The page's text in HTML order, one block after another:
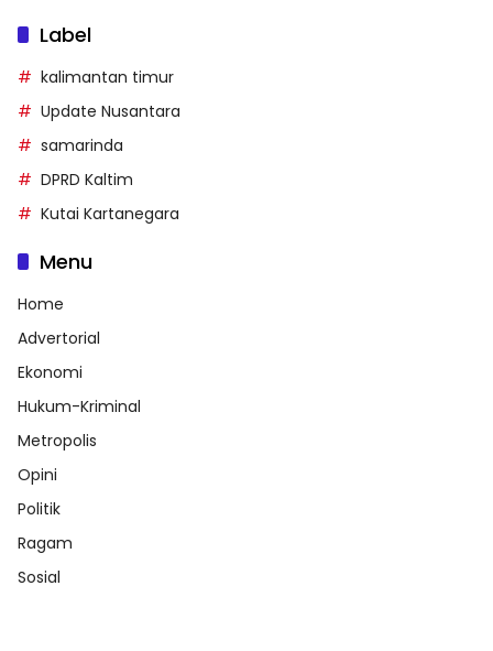
Label
kalimantan timur
Update Nusantara
samarinda
DPRD Kaltim
Kutai Kartanegara
Menu
Home
Advertorial
Ekonomi
Hukum-Kriminal
Metropolis
Opini
Politik
Ragam
Sosial